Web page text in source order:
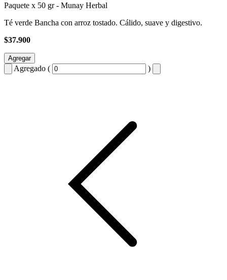
Paquete x 50 gr - Munay Herbal
Té verde Bancha con arroz tostado. Cálido, suave y digestivo.
$37.900
Agregar
Agregado ( )